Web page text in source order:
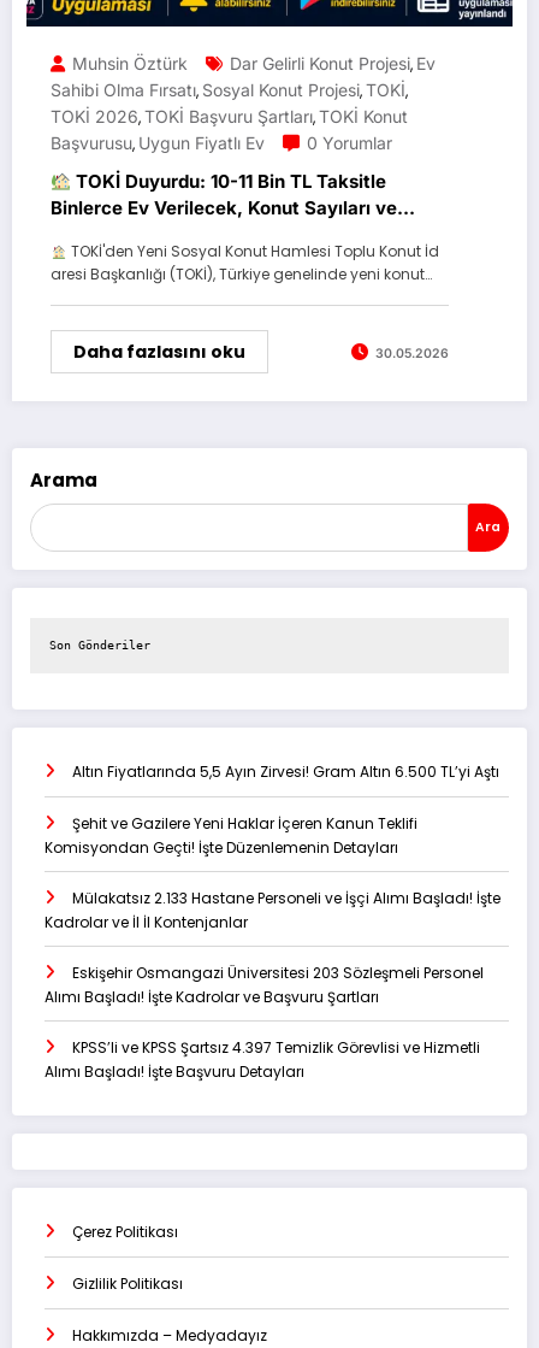
Muhsin Öztürk Dar Gelirli Konut Projesi, Ev
Sahibi Olma Fırsatı, Sosyal Konut Projesi,TOKİ,
TOKİ 2026,TOKİ Başvuru Şartları,TOKİ Konut
Başvurusu, Uygun Fiyatlı Ev 0 Yorumlar
TOKİ Duyurdu: 10-11 Bin TL Taksitle
Binlerce Ev Verilecek, Konut Sayıları ve
TOKİ'den Yeni Sosyal Konut Hamlesi Toplu Konut İd
aresi Başkanlığı (TOKİ), Türkiye genelinde yeni konut…
Daha fazlasını oku 30.05.2026
Arama
Ara
Son Gönderiler
Altın Fiyatlarında 5,5 Ayın Zirvesi! Gram Altın 6.500 TL’yi Aştı
Şehit ve Gazilere Yeni Haklar İçeren Kanun Teklifi
Komisyondan Geçti! İşte Düzenlemenin Detayları
Mülakatsız 2.133 Hastane Personeli ve İşçi Alımı Başladı! İşte
Kadrolar ve İl İl Kontenjanlar
Eskişehir Osmangazi Üniversitesi 203 Sözleşmeli Personel
Alımı Başladı! İşte Kadrolar ve Başvuru Şartları
KPSS’li ve KPSS Şartsız 4.397 Temizlik Görevlisi ve Hizmetli
Alımı Başladı! İşte Başvuru Detayları
Çerez Politikası
Gizlilik Politikası
Hakkımızda – Medyadayız